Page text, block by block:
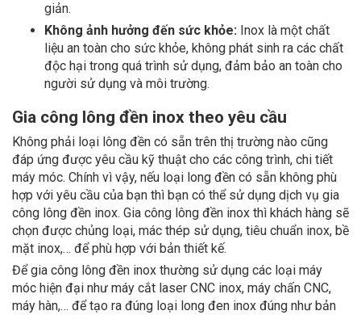
giản.
Không ảnh hưởng đến sức khỏe: Inox là một chất
liệu an toàn cho sức khỏe, không phát sinh ra các chất
độc hại trong quá trình sử dụng, đảm bảo an toàn cho
người sử dụng và môi trường.
Gia công lông đền inox theo yêu cầu
Không phải loại lông đền có sẵn trên thị trường nào cũng
đáp ứng được yêu cầu kỹ thuật cho các công trình, chi tiết
máy móc. Chính vì vậy, nếu loại long đền có sẵn không phù
hợp với yêu cầu của bạn thì bạn có thể sử dụng dịch vụ gia
công lông đền inox. Gia công lông đền inox thì khách hàng sẽ
chọn được chủng loại, mác thép sử dụng, tiêu chuẩn inox, bề
mặt inox,… để phù hợp với bản thiết kế.
Để gia công lông đền inox thường sử dụng các loại máy
móc hiện đại như máy cắt laser CNC inox, máy chấn CNC,
máy hàn,… để tạo ra đúng loại long đen inox đúng như bản